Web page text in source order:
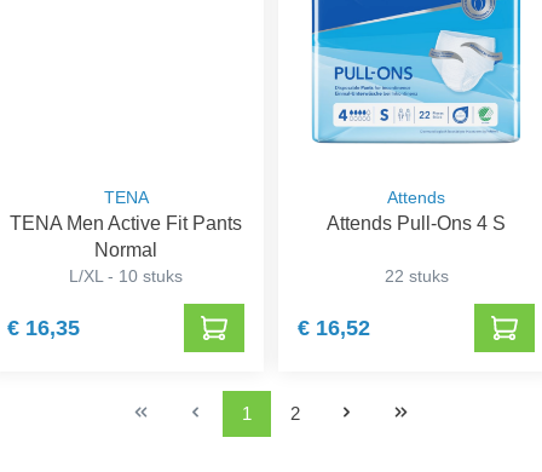
TENA
TENA Men Active Fit Pants
Normal
L/XL - 10 stuks
€ 16,35
Attends
Attends Pull-Ons 4 S
22 stuks
€ 16,52
1 2